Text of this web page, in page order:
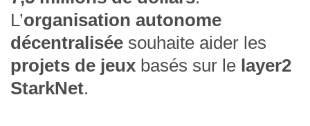
L’organisation autonome
décentralisée souhaite aider les
projets de jeux basés sur le layer2
StarkNet.